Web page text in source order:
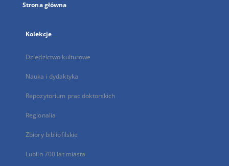
Strona główna
Kolekcje
Dziedzictwo kulturowe
Nauka i dydaktyka
Repozytorium prac doktorskich
Regionalia
Zbiory bibliofilskie
Lublin 700 lat miasta